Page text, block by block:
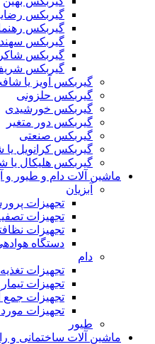
گیربکس
گیربکس
گیربکس سهند
گیربکس
گیربکس
گیربکس آویز یا
گیربکس حلزونی
گیربکس خورشیدی
گیربکس دور متغیر
گیربکس صنعتی
گیربکس کرانویل
گیربکس هلیکال یا
ماشین آلات دام و طیور و
آبزیان
تجهیزات
تجهیزات
تجهیزات
دستگاه
دام
تجهیزات
تجهیزات
تجهیزات جمع
تجهیزات
طیور
ماشین آلات ساختمانی و